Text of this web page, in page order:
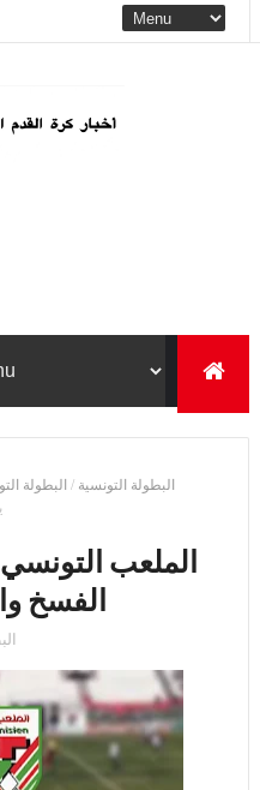
البطولة التونسية / البطولة
الملعب
الفسخ